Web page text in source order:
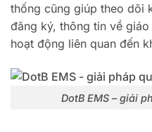
thống cũng giúp theo dõi
đăng ký, thông tin về
hoạt động liên quan đến
DotB EMS – giải